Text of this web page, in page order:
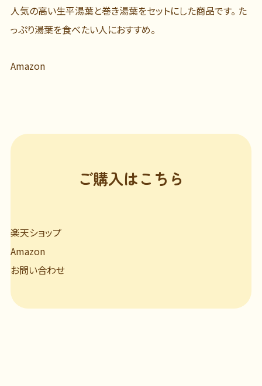
人気の高い生平湯葉と巻き湯葉をセットにした商品です。 た
っぷり湯葉を食べたい人におすすめ。
Amazon
ご購入はこちら
楽天ショップ
Amazon
お問い合わせ